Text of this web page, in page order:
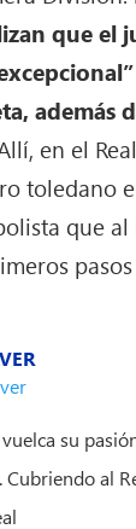
que el
además
en el
toledano
que
su
al